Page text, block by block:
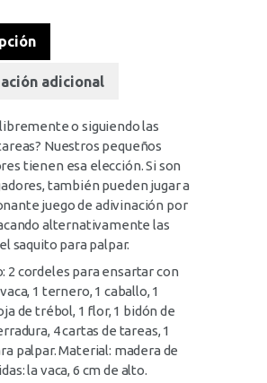
adicional
o siguiendo las
Nuestros pequeños
tienen esa elección. Si son
también pueden jugar a
juego de adivinación por
alternativamente las
saquito para palpar.
2 cordeles para ensartar con
1 ternero, 1 caballo, 1
de trébol, 1 flor, 1 bidón de
4 cartas de tareas, 1
palpar. Material: madera de
la vaca, 6 cm de alto.